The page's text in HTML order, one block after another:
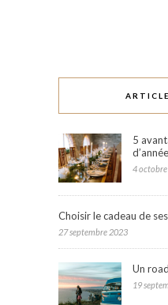
5
4
Choisir le cadeau de
27 septembre 2023
Un
19